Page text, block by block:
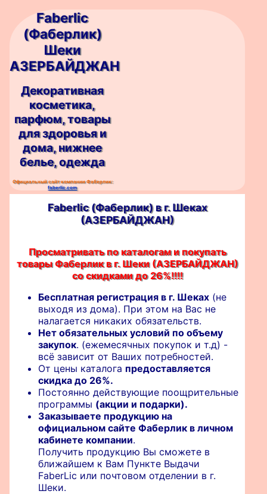
Faberlic
(Фаберлик)
Шеки
АЗЕРБАЙДЖАН
Декоративная
косметика,
парфюм, товары
для здоровья и
дома, нижнее
белье, одежда
Официальный сайт компании Фаберлик:
faberlic.com
Faberlic (Фаберлик) в г. Шеках
(АЗЕРБАЙДЖАН)
Просматривать по каталогам и покупать
товары Фаберлик в г. Шеки (АЗЕРБАЙДЖАН)
со скидками до 26%!!!!
Бесплатная регистрация в г. Шеках(не
выходя из дома). При этом на Вас не
налагается никаких обязательств.
Нет обязательных условий по объему
закупок. (ежемесячных покупок и т.д) -
всё зависит от Ваших потребностей.
От цены каталога предоставляется
скидка до 26%.
Постоянно действующие поощрительные
программы (акции и подарки).
Заказываете продукцию на
официальном сайте Фаберлик в личном
кабинете компании.
Получить продукцию Вы сможете в
ближайшем к Вам Пункте Выдачи
FaberLic или почтовом отделении в г.
Шеки.